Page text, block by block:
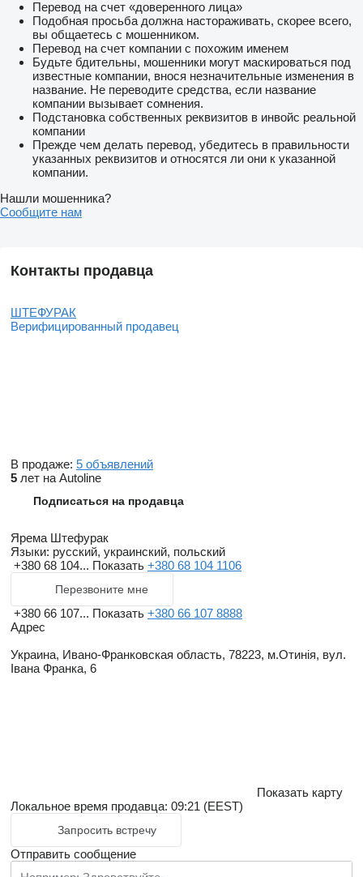
Перевод на счет «доверенного лица»
Подобная просьба должна настораживать, скорее всего,
вы общаетесь с мошенником.
Перевод на счет компании с похожим именем
Будьте бдительны, мошенники могут маскироваться под
известные компании, внося незначительные изменения в
название. Не переводите средства, если название
компании вызывает сомнения.
Подстановка собственных реквизитов в инвойс реальной
компании
Прежде чем делать перевод, убедитесь в правильности
указанных реквизитов и относятся ли они к указанной
компании.
Нашли мошенника?
Сообщите нам
Контакты продавца
ШТЕФУРАК
Верифицированный продавец
В продаже: 5 объявлений
5 лет на Autoline
Подписаться на продавца
Ярема Штефурак
Языки: русский, украинский, польский
+380 68 104... Показать +380 68 104 1106
Перезвоните мне
+380 66 107... Показать +380 66 107 8888
Адрес
Украина, Ивано-Франковская область, 78223, м.Отинія, вул.
Івана Франка, 6
Показать карту
Локальное время продавца: 09:21 (EEST)
Запросить встречу
Отправить сообщение